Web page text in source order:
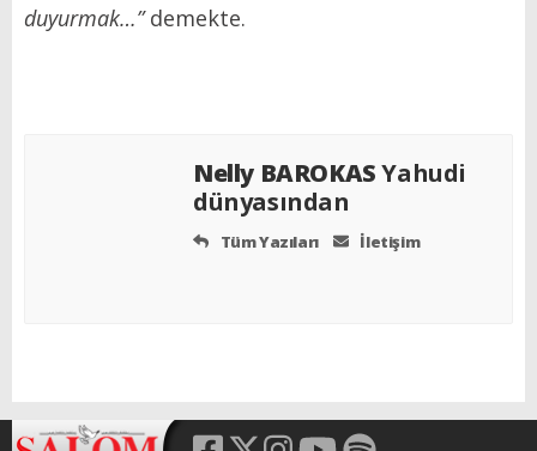
duyurmak…”demekte.
Nelly BAROKASYahudi
dünyasından
Tüm Yazıları İletişim